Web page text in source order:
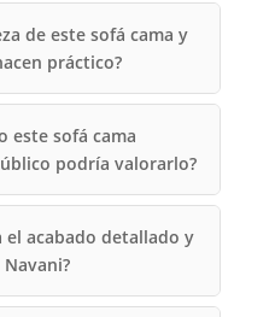
de este sofá cama y
práctico?
este sofá cama
podría valorarlo?
el acabado detallado y